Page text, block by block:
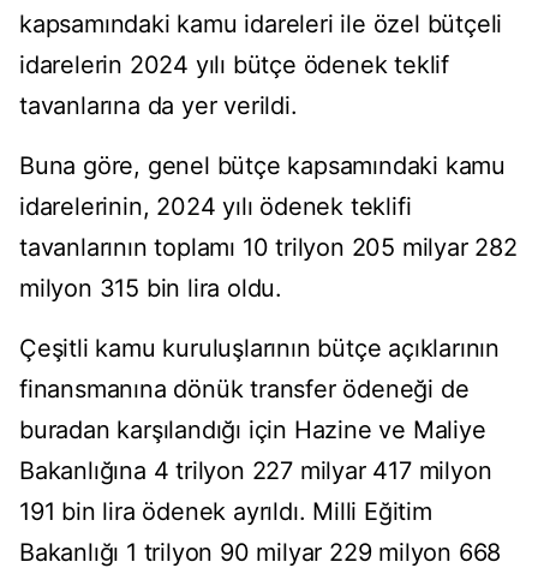
kapsamındaki kamu idareleri ile özel bütçeli
idarelerin 2024 yılı bütçe ödenek teklif
tavanlarına da yer verildi.
Buna göre, genel bütçe kapsamındaki kamu
idarelerinin, 2024 yılı ödenek teklifi
tavanlarının toplamı 10 trilyon 205 milyar 282
milyon 315 bin lira oldu.
Çeşitli kamu kuruluşlarının bütçe açıklarının
finansmanına dönük transfer ödeneği de
buradan karşılandığı için Hazine ve Maliye
Bakanlığına 4 trilyon 227 milyar 417 milyon
191 bin lira ödenek ayrıldı. Milli Eğitim
Bakanlığı 1 trilyon 90 milyar 229 milyon 668